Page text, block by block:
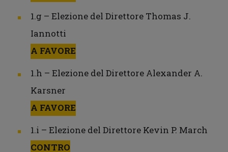
1.g – Elezione del Direttore Thomas J.
Iannotti
A FAVORE
1.h – Elezione del Direttore Alexander A.
Karsner
A FAVORE
1.i – Elezione del Direttore Kevin P. March
CONTRO